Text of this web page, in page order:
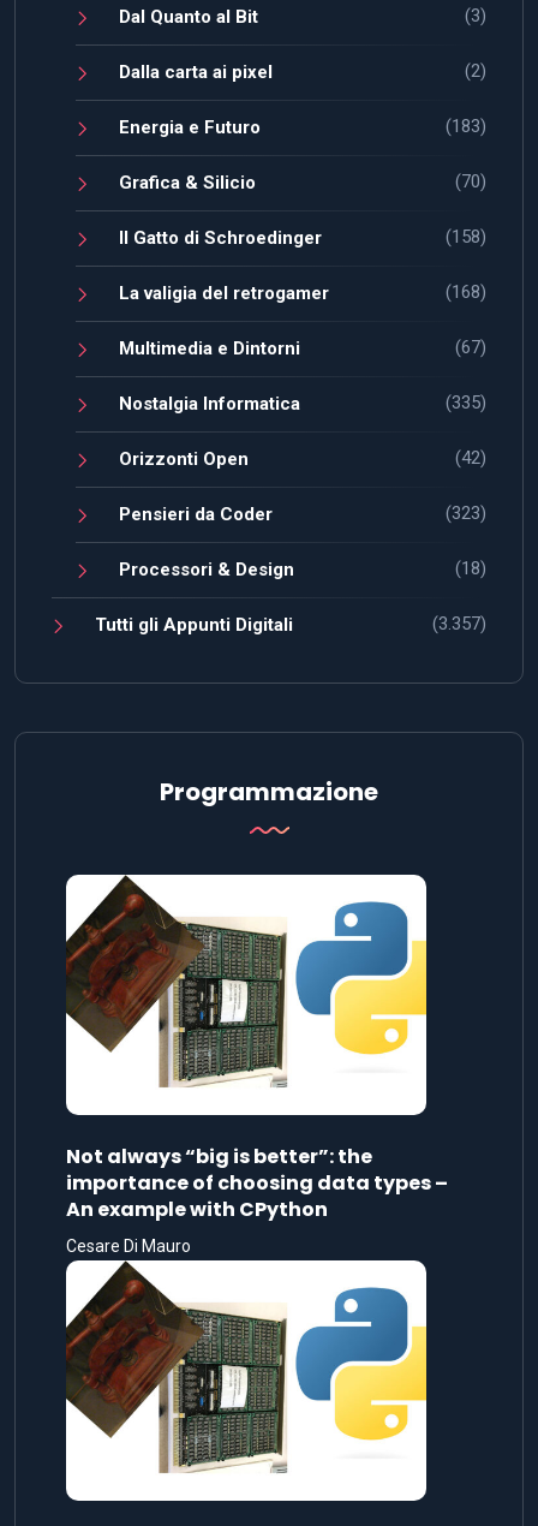
Dal Quanto al Bit (3)
Dalla carta ai pixel (2)
Energia e Futuro (183)
Grafica & Silicio (70)
Il Gatto di Schroedinger (158)
La valigia del retrogamer (168)
Multimedia e Dintorni (67)
Nostalgia Informatica (335)
Orizzonti Open (42)
Pensieri da Coder (323)
Processori & Design (18)
Tutti gli Appunti Digitali (3.357)
Programmazione
Not always “big is better”: the
importance of choosing data types –
An example with CPython
Cesare Di Mauro